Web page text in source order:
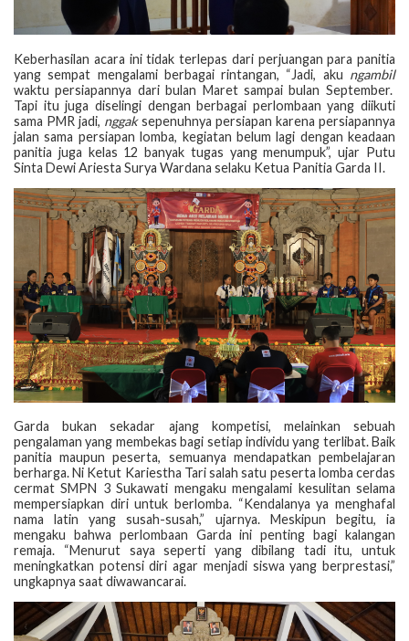
Keberhasilan acara ini tidak terlepas dari perjuangan para panitia
yang sempat mengalami berbagai rintangan, “Jadi, aku ngambil
waktu persiapannya dari bulan Maret sampai bulan September.
Tapi itu juga diselingi dengan berbagai perlombaan yang diikuti
sama PMR jadi, nggaksepenuhnya persiapan karena persiapannya
jalan sama persiapan lomba, kegiatan belum lagi dengan keadaan
panitia juga kelas 12 banyak tugas yang menumpuk”, ujar Putu
Sinta Dewi Ariesta Surya Wardana selaku Ketua Panitia Garda II.
Garda bukan sekadar ajang kompetisi, melainkan sebuah
pengalaman yang membekas bagi setiap individu yang terlibat. Baik
panitia maupun peserta, semuanya mendapatkan pembelajaran
berharga. Ni Ketut Kariestha Tari salah satu peserta lomba cerdas
cermat SMPN 3 Sukawati mengaku mengalami kesulitan selama
mempersiapkan diri untuk berlomba. “Kendalanya ya menghafal
nama latin yang susah-susah,” ujarnya. Meskipun begitu, ia
mengaku bahwa perlombaan Garda ini penting bagi kalangan
remaja. “Menurut saya seperti yang dibilang tadi itu, untuk
meningkatkan potensi diri agar menjadi siswa yang berprestasi,”
ungkapnya saat diwawancarai.